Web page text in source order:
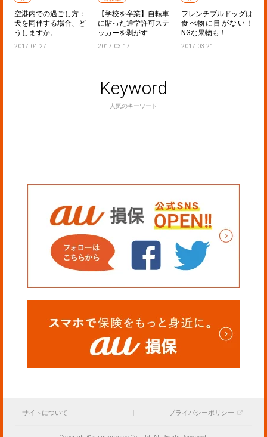
空港内での過ごし方：
犬を同伴する場合、ど
うしますか。
2017.04.27
【学校を卒業】自転車
に貼った通学許可ステ
ッカーを剥がす
2017.03.17
フレンチブルドッグは
食べ物に目がない！
NGな果物も！
2017.03.21
Keyword
人気のキーワード
サイトについて プライバシーポリシー